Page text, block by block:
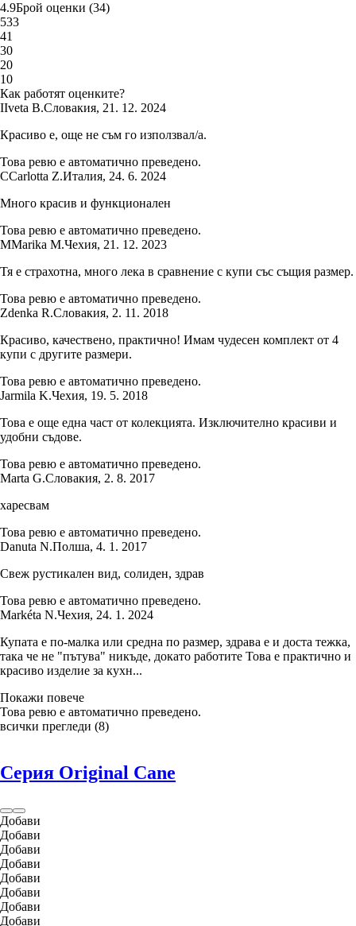
4.9Брой оценки (34)
533
41
30
20
10
Как работят оценките?
IIveta B.Словакия, 21. 12. 2024
Красиво е, още не съм го използвал/а.
Това ревю е автоматично преведено.
CCarlotta Z.Италия, 24. 6. 2024
Много красив и функционален
Това ревю е автоматично преведено.
MMarika M.Чехия, 21. 12. 2023
Тя е страхотна, много лека в сравнение с купи със същия размер.
Това ревю е автоматично преведено.
Zdenka R.Словакия, 2. 11. 2018
Красиво, качествено, практично! Имам чудесен комплект от 4
купи с другите размери.
Това ревю е автоматично преведено.
Jarmila K.Чехия, 19. 5. 2018
Това е още една част от колекцията. Изключително красиви и
удобни съдове.
Това ревю е автоматично преведено.
Marta G.Словакия, 2. 8. 2017
харесвам
Това ревю е автоматично преведено.
Danuta N.Полша, 4. 1. 2017
Свеж рустикален вид, солиден, здрав
Това ревю е автоматично преведено.
Markéta N.Чехия, 24. 1. 2024
Купата е по-малка или средна по размер, здрава е и доста тежка,
така че не "пътува" никъде, докато работите Това е практично и
красиво изделие за кухн...
Покажи повече
Това ревю е автоматично преведено.
всички прегледи (8)
Серия Original Cane
Добави
Добави
Добави
Добави
Добави
Добави
Добави
Добави